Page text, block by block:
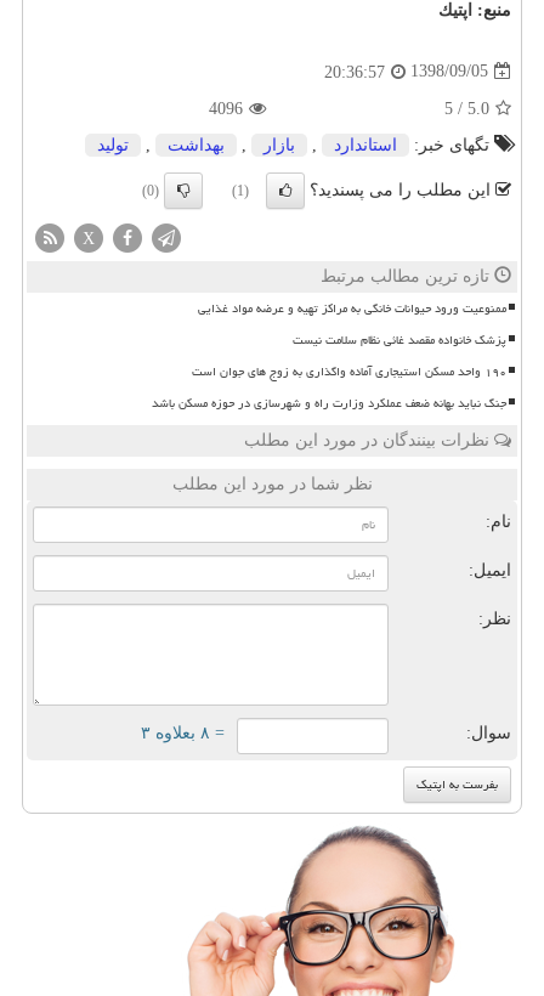
منبع: اپتیك
1398/09/05
20:36:57
5.0
/
5
4096
تگهای خبر:
استاندارد بازار بهداشت تولید
این مطلب را می پسندید؟ (1)
(0)
X
تازه ترین مطالب مرتبط
ممنوعیت ورود حیوانات خانگی به مراکز تهیه و عرضه مواد غذایی
پزشک خانواده مقصد غائی نظام سلامت نیست
۱۹۰ واحد مسکن استیجاری آماده واگذاری به زوج های جوان است
جنگ نباید بهانه ضعف عملکرد وزارت راه و شهرسازی در حوزه مسکن باشد
نظرات بینندگان در مورد این مطلب
نظر شما در مورد این مطلب
نام:
ایمیل:
نظر:
سوال: = ۸ بعلاوه ۳